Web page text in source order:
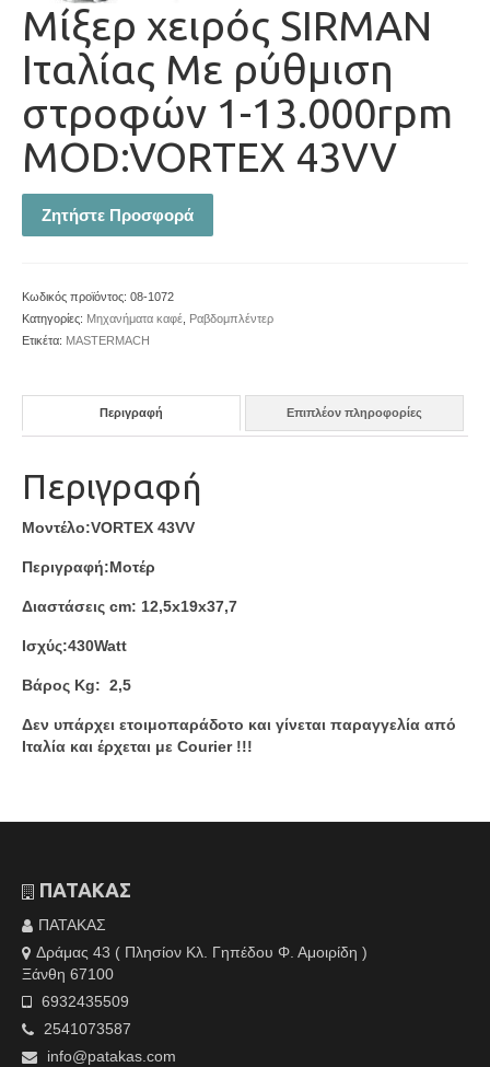
Μίξερ χειρός SIRMAN
Ιταλίας Με ρύθμιση
στροφών 1-13.000rpm
MOD:VORTEX 43VV
Ζητήστε Προσφορά
Κωδικός προϊόντος: 08-1072
Κατηγορίες: Μηχανήματα καφέ Ραβδομπλέντερ
Ετικέτα: MASTERMACH
Περιγραφή Επιπλέον πληροφορίες
Περιγραφή
Μοντέλο:VORTEX 43VV
Περιγραφή:Μοτέρ
Διαστάσεις cm: 12,5x19x37,7
Ισχύς:430Watt
Βάρος Kg: 2,5
Δεν υπάρχει ετοιμοπαράδοτο και γίνεται παραγγελία από
Ιταλία και έρχεται με Courier !!!
ΠΑΤΑΚΑΣ
ΠΑΤΑΚΑΣ
Δράμας 43 ( Πλησίον Κλ. Γηπέδου Φ. Αμοιρίδη )
Ξάνθη 67100
6932435509
2541073587
info@patakas.com